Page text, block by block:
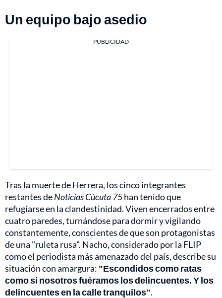
Un equipo bajo asedio
PUBLICIDAD
Tras la muerte de Herrera, los cinco integrantes
restantes deNoticias Cúcuta 75han tenido que
refugiarse en la clandestinidad. Viven encerrados entre
cuatro paredes, turnándose para dormir y vigilando
constantemente, conscientes de que son protagonistas
de una "ruleta rusa". Nacho, considerado por la FLIP
como el periodista más amenazado del país, describe su
situación con amargura: "Escondidos como ratas
como si nosotros fuéramos los delincuentes. Y los
delincuentes en la calle tranquilos".